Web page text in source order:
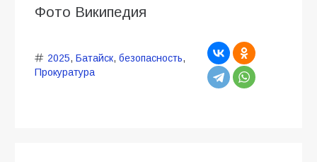
Фото Википедия
2025, Батайск, безопасность,
Прокуратура